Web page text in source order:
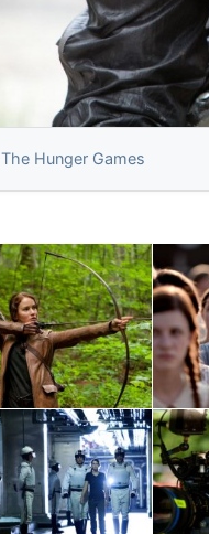
The Hunger Games